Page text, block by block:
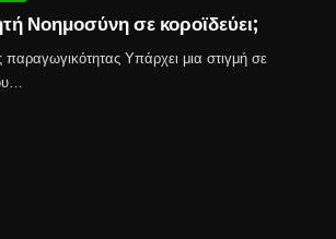
Νοημοσύνη σε κοροϊδεύει;
παραγωγικότητας Υπάρχει μια στιγμή σε